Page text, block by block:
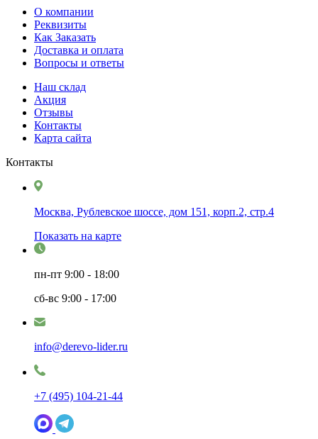
О компании
Реквизиты
Как Заказать
Доставка и оплата
Вопросы и ответы
Наш склад
Акция
Отзывы
Контакты
Карта сайта
Контакты
Москва, Рублевское шоссе, дом 151, корп.2, стр.4
Показать на карте
пн-пт 9:00 - 18:00
сб-вс 9:00 - 17:00
info@derevo-lider.ru
+7 (495) 104-21-44